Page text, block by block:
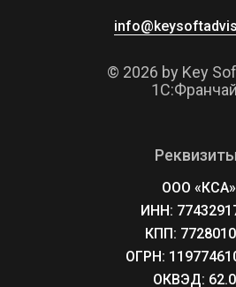
© 2026 by Key
ООО «КСА»
ИНН:
КПП:
ОГРН:
ОКВЭД: